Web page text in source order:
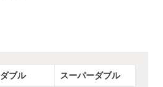
ダブル スーパーダブル